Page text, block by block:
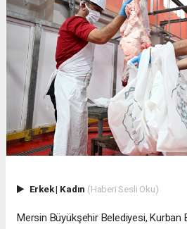
Erkek| Kadın (Haberi Sesli Oku)
Mersin Büyükşehir Belediyesi, Kurban